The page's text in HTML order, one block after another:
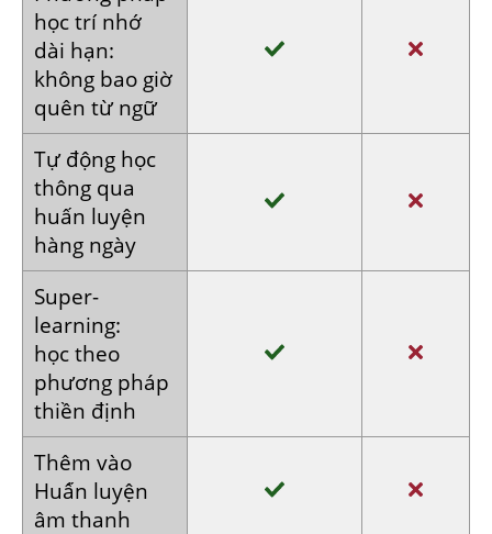
học trí nhớ
dài hạn:
không bao giờ
quên từ ngữ
Tự động học
thông qua
huấn luyện
hàng ngày
Super­
learning:
học theo
phương pháp
thiền định
Thêm vào
Huấn luyện
âm thanh